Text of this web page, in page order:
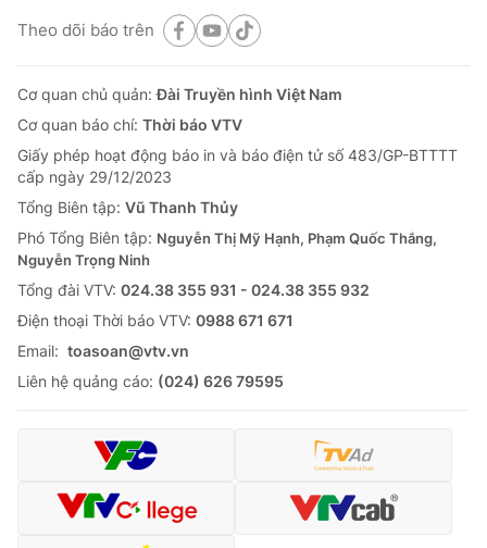
Theo dõi báo trên
Cơ quan chủ quản:Đài Truyền hình Việt Nam
Cơ quan báo chí: Thời báo VTV
Giấy phép hoạt động báo in và báo điện tử số 483/GP-BTTTT
cấp ngày 29/12/2023
Tổng Biên tập: Vũ Thanh Thủy
Phó Tổng Biên tập: Nguyễn Thị Mỹ Hạnh, Phạm Quốc Thắng,
Nguyễn Trọng Ninh
Tổng đài VTV: 024.38 355 931 - 024.38 355 932
Ðiện thoại Thời báo VTV: 0988 671 671
Email: toasoan@vtv.vn
Liên hệ quảng cáo: (024) 626 79595